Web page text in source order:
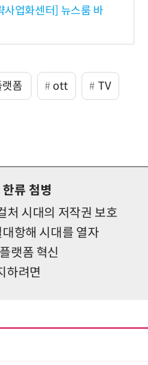
니스 미팅 지원…K
외 진출 교두보 확
사업화센터] 뉴스룸 바
폼 ott TV
류 첨병
처 시대의 저작권 보호
항해 시대를 열자
랫폼 혁신
하려면